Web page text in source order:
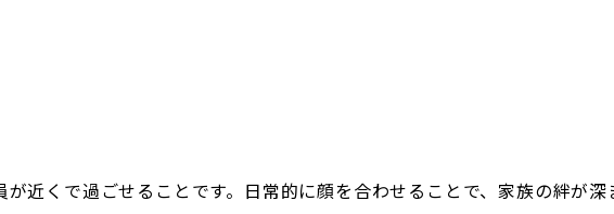
近くで過ごせることです。日常的に顔を合わせることで、家族の絆が深